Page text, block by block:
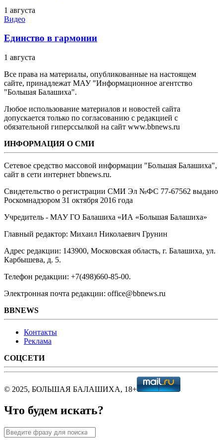
1 августа
Видео
Единство в гармонии
1 августа
Все права на материалы, опубликованные на настоящем
сайте, принадлежат МАУ "Информационное агентство
"Большая Балашиха".
Любое использование материалов и новостей сайта
допускается только по согласованию с редакцией с
обязательной гиперссылкой на сайт www.bbnews.ru
ИНФОРМАЦИЯ О СМИ
Сетевое средство массовой информации "Большая Балашиха",
сайт в сети интернет bbnews.ru.
Свидетельство о регистрации СМИ Эл №ФС ‎77-67562 выдано
Роскомнадзором 31 октября 2016 года
Учредитель - МАУ ГО Балашиха «ИА «Большая Балашиха»
Главный редактор: Михаил Николаевич Грунин
Адрес редакции: 143900, Московская область, г. Балашиха, ул.
Карбышева, д. 5.
Телефон редакции: +7(498)660-85-00.
Электронная почта редакции: office@bbnews.ru
BBNEWS
Контакты
Реклама
СОЦСЕТИ
© 2025, БОЛЬШАЯ БАЛАШИХА, 18+
Что будем искать?